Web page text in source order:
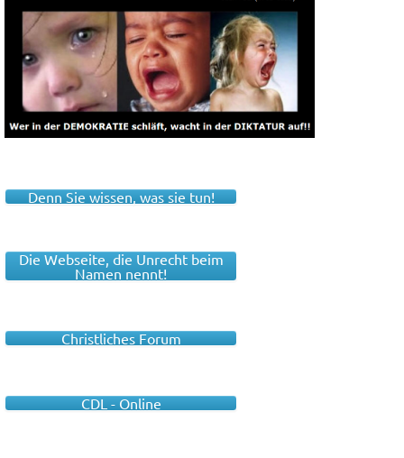
Denn Sie wissen, was sie tun!
Die Webseite, die Unrecht beim
Namen nennt!
Christliches Forum
CDL - Online